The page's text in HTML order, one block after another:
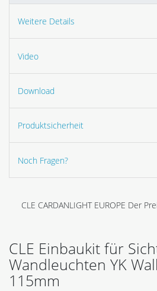
Weitere Details
Video
Download
Produktsicherheit
Noch Fragen?
CLE CARDANLIGHT EUROPE Der
CLE Einbaukit für
Wandleuchten YK
115mm